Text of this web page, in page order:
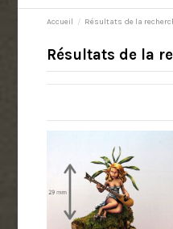
Accueil Résultats de la
Résultats de la